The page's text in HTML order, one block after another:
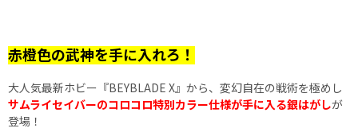
赤橙色の武神を手に入れろ！
大人気最新ホビー『BEYBLADE X』から、変幻自在の戦術を極めし
サムライセイバーのコロコロ特別カラー仕様が手に入る銀はがしが
登場！